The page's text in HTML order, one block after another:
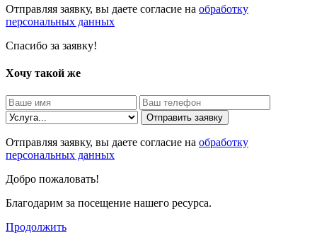
Отправляя заявку, вы даете согласие на обработку
персональных данных
Спасибо за заявку!
Хочу такой же
Отправить заявку
Отправляя заявку, вы даете согласие на обработку
персональных данных
Добро пожаловать!
Благодарим за посещение нашего ресурса.
Продолжить